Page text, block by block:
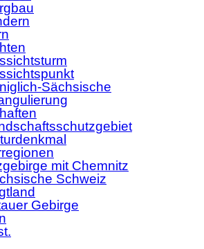
Sächsische
mit Chemnitz
Schweiz
Gebirge